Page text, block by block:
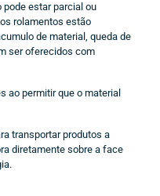
pode estar parcial ou
rolamentos estão
de material, queda de
ser oferecidos com
ao permitir que o material
transportar produtos a
diretamente sobre a face